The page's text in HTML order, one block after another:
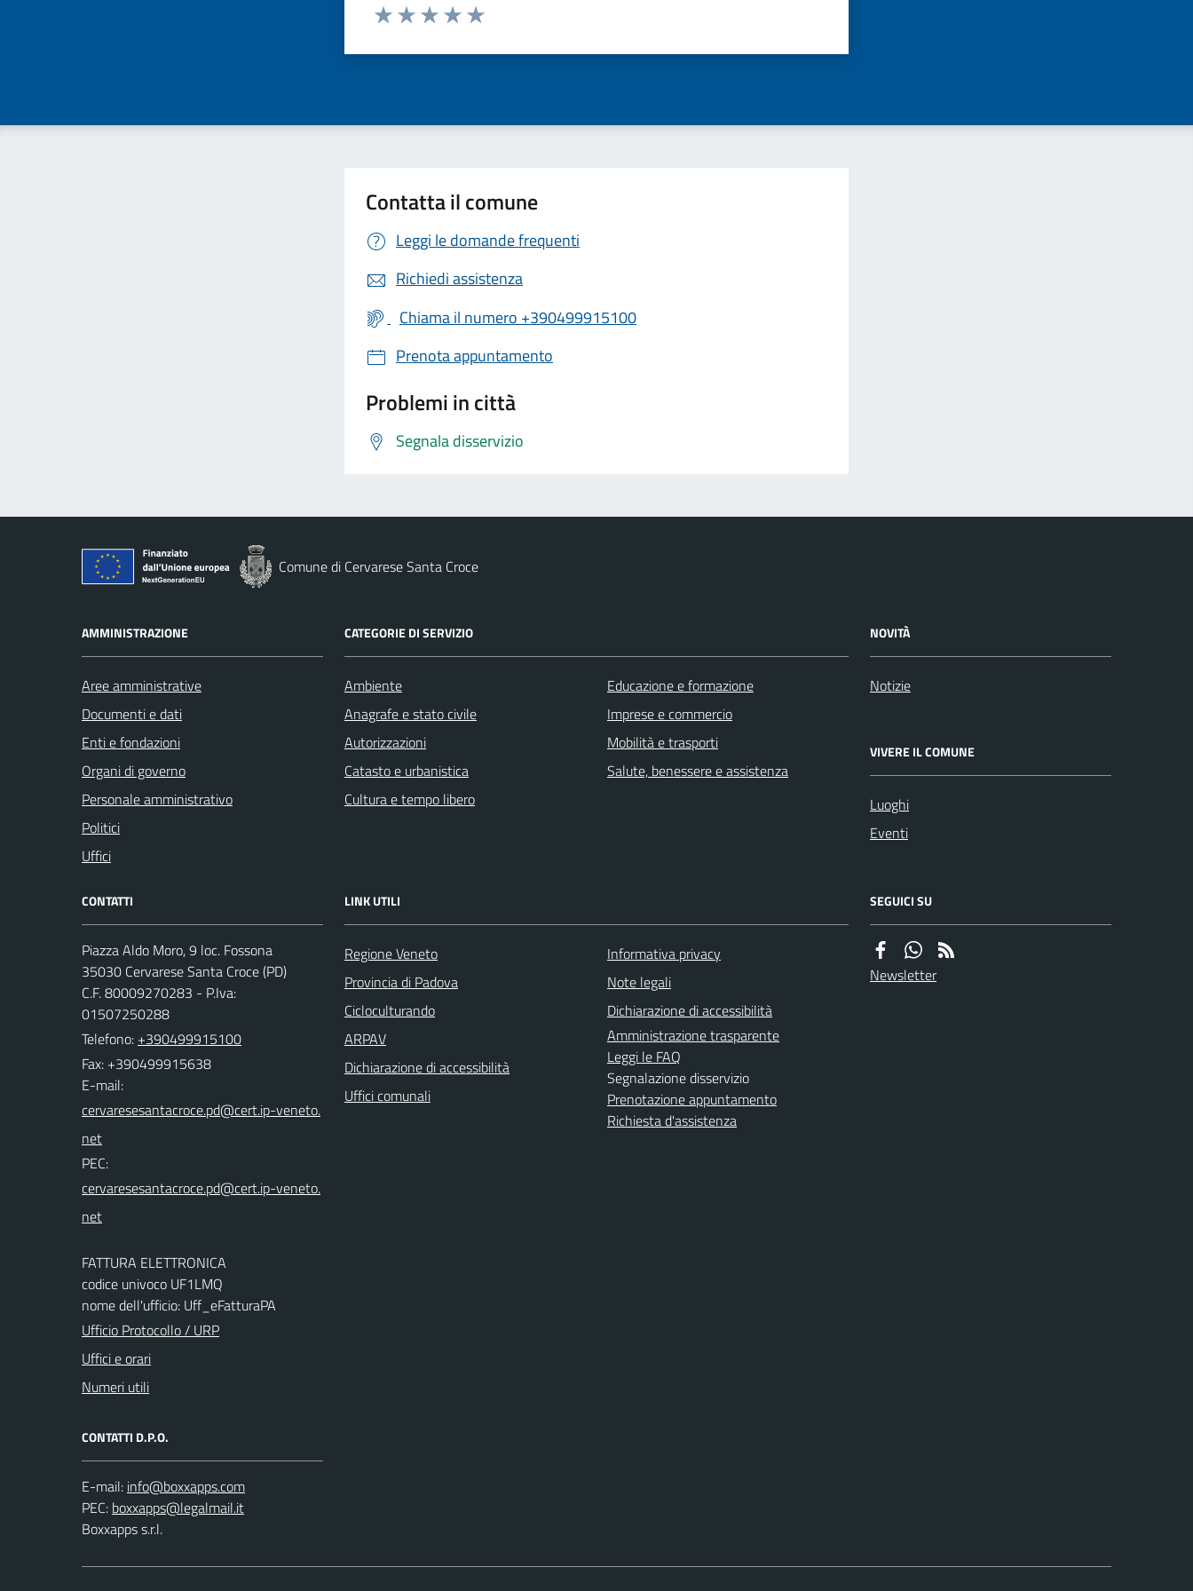
Valuta da 1 a 5 stelle la pagina
Contatta il comune
Leggi le domande frequenti
Richiedi assistenza
Chiama il numero +390499915100
Prenota appuntamento
Problemi in città
Segnala disservizio
Comune di Cervarese Santa Croce
AMMINISTRAZIONE
Aree amministrative
Documenti e dati
Enti e fondazioni
Organi di governo
Personale amministrativo
Politici
Uffici
CATEGORIE DI SERVIZIO
Ambiente
Anagrafe e stato civile
Autorizzazioni
Catasto e urbanistica
Cultura e tempo libero
Educazione e formazione
Imprese e commercio
Mobilità e trasporti
Salute, benessere e assistenza
NOVITÀ
Notizie
VIVERE IL COMUNE
Luoghi
Eventi
CONTATTI
Piazza Aldo Moro, 9 loc. Fossona
35030 Cervarese Santa Croce (PD)
C.F. 80009270283 - P.Iva:
01507250288
Telefono: +390499915100
Fax: +390499915638
E-mail:
PEC:
FATTURA ELETTRONICA
codice univoco UF1LMQ
nome dell'ufficio: Uff_eFatturaPA
Ufficio Protocollo / URP
Uffici e orari
Numeri utili
CONTATTI D.P.O.
E-mail:
PEC:
Boxxapps s.r.l.
LINK UTILI
Regione Veneto
Provincia di Padova
Cicloculturando
ARPAV
Dichiarazione di accessibilità
Uffici comunali
Informativa privacy
Note legali
Dichiarazione di accessibilità
Amministrazione trasparente
Leggi le FAQ
Segnalazione disservizio
Prenotazione appuntamento
Richiesta d'assistenza
SEGUICI SU
Newsletter